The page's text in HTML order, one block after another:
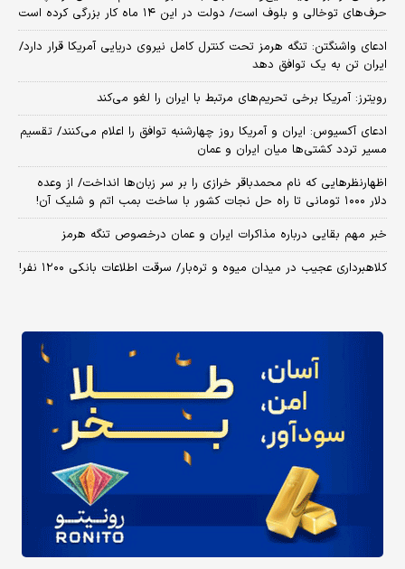
حرف‌های توخالی و بلوف است/ دولت در این ۱۴ ماه کار بزرگی کرده است
ادعای واشنگتن: تنگه هرمز تحت کنترل کامل نیروی دریایی آمریکا قرار دارد/
ایران تن به یک توافق دهد
رویترز: آمریکا برخی تحریم‌های مرتبط با ایران را لغو می‌کند
ادعای آکسیوس: ایران و آمریکا روز چهارشنبه توافق را اعلام می‌کنند/ تقسیم
مسیر تردد کشتی‌ها میان ایران و عمان
اظهارنظرهایی که نام محمدباقر خرازی را بر سر زبان‌ها انداخت/ از وعده
دلار ۱۰۰۰ تومانی تا راه حل نجات کشور با ساخت بمب اتم و شلیک آن!
خبر مهم بقایی درباره مذاکرات ایران و عمان درخصوص تنگه هرمز
کلاهبرداری عجیب در میدان میوه و تره‌بار/ سرقت اطلاعات بانکی ۱۲۰۰ نفر!